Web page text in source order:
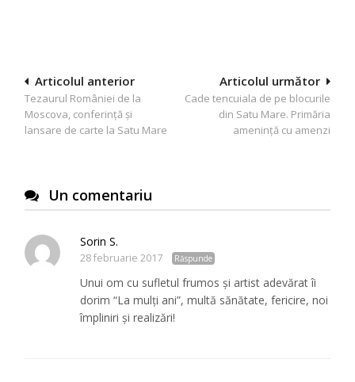
Navigare
în
articole
Articolul următor
Cade tencuiala de pe blocurile
din Satu Mare. Primăria
amenință cu amenzi
Articolul anterior
Tezaurul României de la
Moscova, conferință și
lansare de carte la Satu Mare
Un comentariu
Sorin S.
28 februarie 2017 Răspunde
Unui om cu sufletul frumos și artist adevărat îi
dorim “La mulți ani”, multă sănătate, fericire, noi
împliniri și realizări!